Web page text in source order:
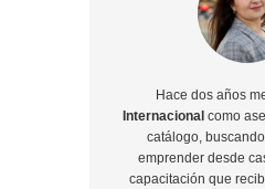
Hace dos años
Internacional como
catálogo,
emprender desde
capacitación que